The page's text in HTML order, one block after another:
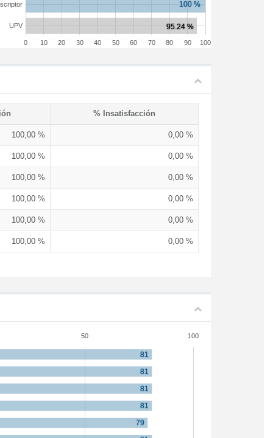
0 10 20 30 40 50 60 70 80 90 100
UPV
% Insatisfacción
100,00 % 0,00 %
100,00 % 0,00 %
100,00 % 0,00 %
100,00 % 0,00 %
100,00 % 0,00 %
100,00 % 0,00 %
50 100